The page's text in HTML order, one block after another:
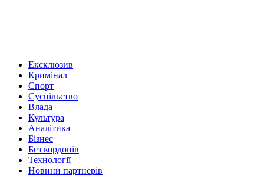
Ексклюзив
Кримінал
Спорт
Суспільство
Влада
Культура
Аналітика
Бізнес
Без кордонів
Технології
Новини партнерів